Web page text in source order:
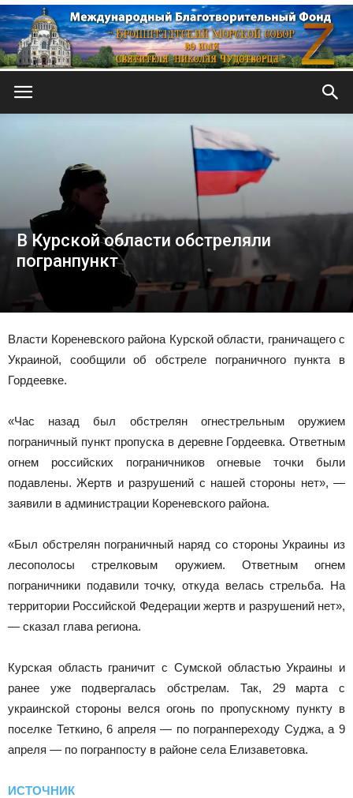
Морской
собор
В Курской области обстреляли
погранпункт
Власти Кореневского района Курской области, граничащего с
Украиной, сообщили об обстреле пограничного пункта в
Гордеевке.
«Час назад был обстрелян огнестрельным оружием
пограничный пункт пропуска в деревне Гордеевка. Ответным
огнем российских пограничников огневые точки были
подавлены. Жертв и разрушений с нашей стороны нет», —
заявили в администрации Кореневского района.
«Был обстрелян пограничный наряд со стороны Украины из
лесополосы стрелковым оружием. Ответным огнем
пограничники подавили точку, откуда велась стрельба. На
территории Российской Федерации жертв и разрушений нет»,
— сказал глава региона.
Курская область граничит с Сумской областью Украины и
ранее уже подвергалась обстрелам. Так, 29 марта с
украинской стороны велся огонь по пропускному пункту в
поселке Теткино, 6 апреля — по погранпереходу Суджа, а 9
апреля — по погранпосту в районе села Елизаветовка.
ИСТОЧНИК